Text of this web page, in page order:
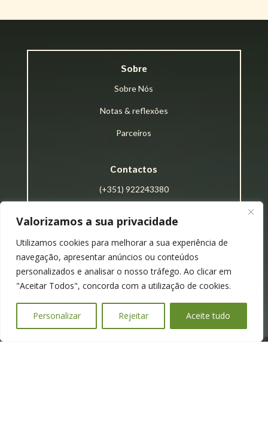
Valorizamos a sua privacidade
Utilizamos cookies para melhorar a sua experiência de
navegação, apresentar anúncios ou conteúdos
personalizados e analisar o nosso tráfego. Ao clicar em
"Aceitar Todos", concorda com a utilização de cookies.
Personalizar Rejeitar Aceite tudo
Sobre
Sobre Nós
Notas & reflexões
Parceiros
Contactos
(+351) 922243380
Ligações
Termos e Condições